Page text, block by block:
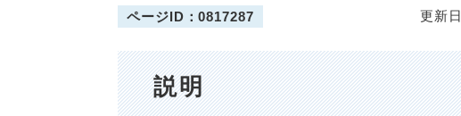
ページID：0817287 更新
説明